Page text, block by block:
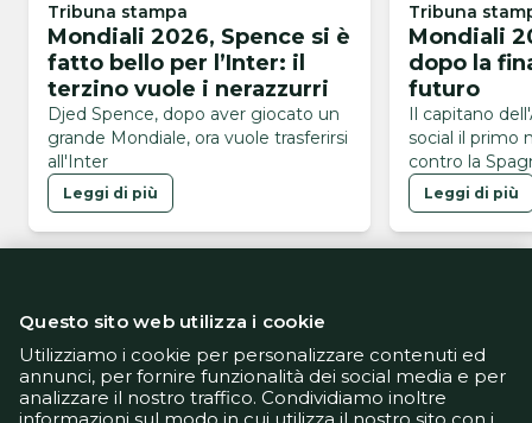
Tribuna stampa
Mondiali 2026, Spence si è
fatto bello per l’Inter: il
terzino vuole i nerazzurri
Djed Spence, dopo aver giocato un
grande Mondiale, ora vuole trasferirsi
all'Inter
Leggi di più
Tribuna
Mondiali
dopo la
futuro
Il capitano
social il primo
contro la
Mondiali 2026
Leggi di più
Informativa Privacy
Questo sito web utilizza i cookie
Utilizziamo i cookie per personalizzare contenuti ed
annunci, per fornire funzionalità dei social media e per
analizzare il nostro traffico. Condividiamo inoltre